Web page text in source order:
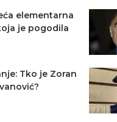
elementarna
je pogodila
Tko je Zoran